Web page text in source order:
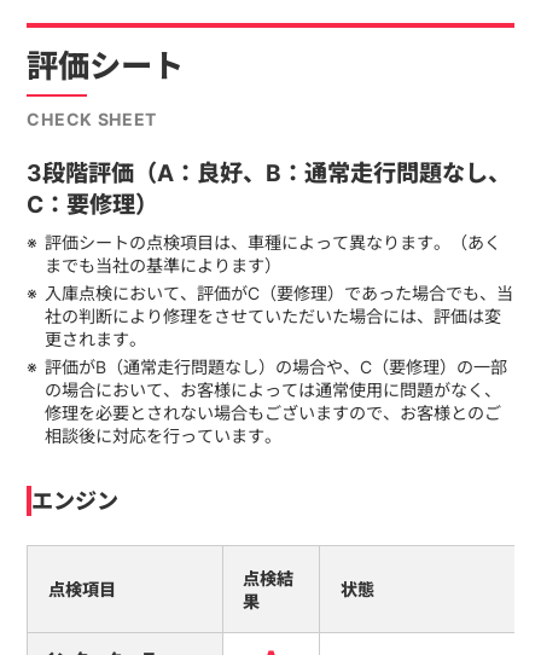
評価シート
CHECK SHEET
3段階評価（A：良好、B：通常走行問題なし、
C：要修理）
評価シートの点検項目は、車種によって異なります。（あく
までも当社の基準によります）
入庫点検において、評価がC（要修理）であった場合でも、当
社の判断により修理をさせていただいた場合には、評価は変
更されます。
評価がB（通常走行問題なし）の場合や、C（要修理）の一部
の場合において、お客様によっては通常使用に問題がなく、
修理を必要とされない場合もございますので、お客様とのご
相談後に対応を行っています。
エンジン
点検項目
点検結
果
状態